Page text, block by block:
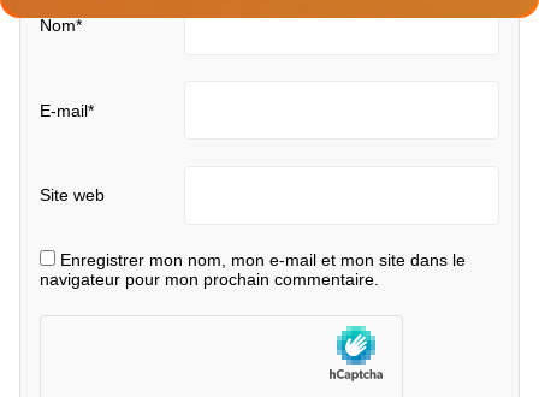
Nom*
E-mail*
Site web
Enregistrer mon nom, mon e-mail et mon site dans le
navigateur pour mon prochain commentaire.